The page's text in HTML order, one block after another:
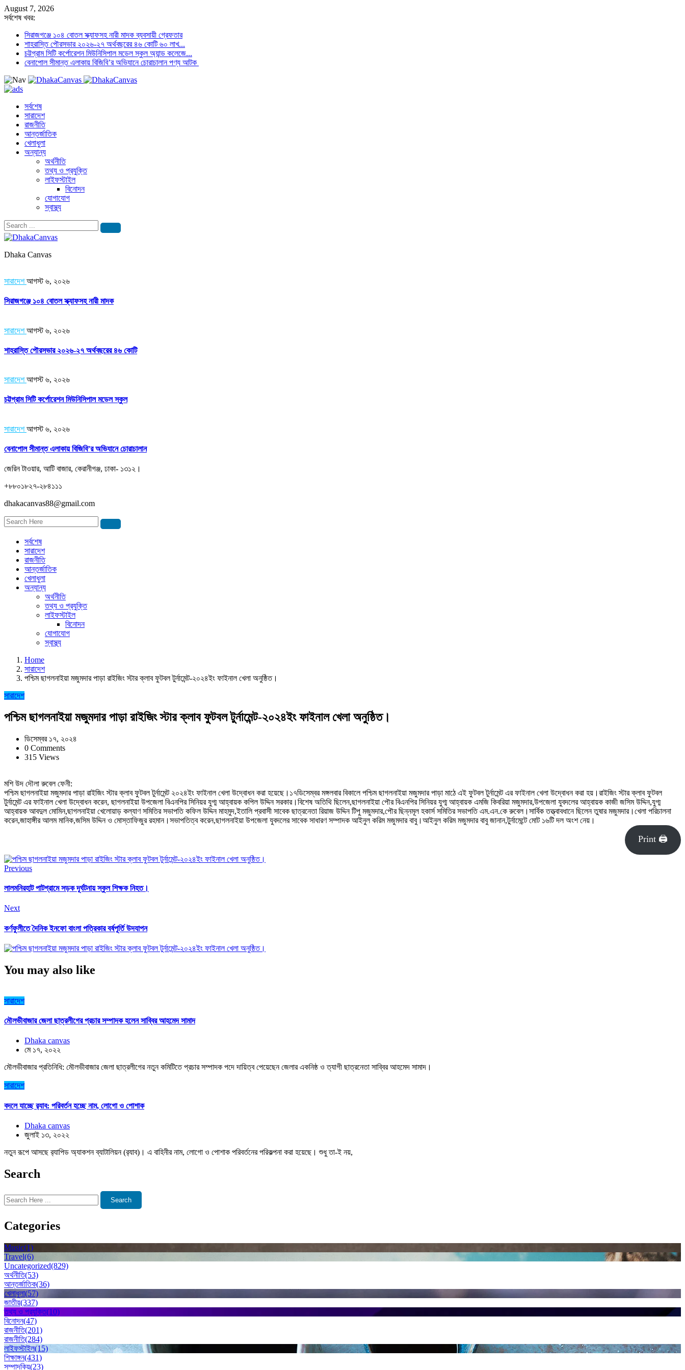
August 7, 2026
সর্বশেষ খবর:
সিরাজগঞ্জে ১০৪ বোতল স্ক্যাফসহ নারী মাদক ব্যবসায়ী গ্রেফতার
শাহরাস্তি পৌরসভার ২০২৬-২৭ অর্থবছরের ৪৬ কোটি ৬০ লাখ...
চট্টগ্রাম সিটি কর্পোরেশন মিউনিসিপাল মডেল স্কুল অ্যান্ড কলেজে...
বেনাপোল সীমান্ত এলাকায় বিজিবি’র অভিযানে চোরাচালান পণ্য আটক
সর্বশেষ
সারাদেশ
রাজনীতি
আন্তর্জাতিক
খেলাধুলা
অন্যান্য
অর্থনীতি
তথ্য ও প্রযুক্তি
লাইফস্টাইল
বিনোদন
যোগাযোগ
স্বাস্থ্য
Dhaka Canvas
সারাদেশ আগস্ট ৬, ২০২৬
সিরাজগঞ্জে ১০৪ বোতল স্ক্যাফসহ নারী মাদক
সারাদেশ আগস্ট ৬, ২০২৬
শাহরাস্তি পৌরসভার ২০২৬-২৭ অর্থবছরের ৪৬ কোটি
সারাদেশ আগস্ট ৬, ২০২৬
চট্টগ্রাম সিটি কর্পোরেশন মিউনিসিপাল মডেল স্কুল
সারাদেশ আগস্ট ৬, ২০২৬
বেনাপোল সীমান্ত এলাকায় বিজিবি’র অভিযানে চোরাচালান
জেরিন টাওয়ার, আটি বাজার, কেরানীগঞ্জ, ঢাকা- ১৩১২।
+৮৮০১৮২৭-২৮৪১১১
dhakacanvas88@gmail.com
সর্বশেষ
সারাদেশ
রাজনীতি
আন্তর্জাতিক
খেলাধুলা
অন্যান্য
অর্থনীতি
তথ্য ও প্রযুক্তি
লাইফস্টাইল
বিনোদন
যোগাযোগ
স্বাস্থ্য
Home
সারাদেশ
পশ্চিম ছাগলনাইয়া মজুমদার পাড়া রাইজিং স্টার ক্লাব ফুটবল টুর্নামেন্ট-২০২৪ইং ফাইনাল খেলা অনুষ্ঠিত।
সারাদেশ
পশ্চিম ছাগলনাইয়া মজুমদার পাড়া রাইজিং স্টার ক্লাব ফুটবল টুর্নামেন্ট-২০২৪ইং ফাইনাল খেলা অনুষ্ঠিত।
ডিসেম্বর ১৭, ২০২৪
0 Comments
315 Views
মশি উদ দৌলা রুবেল ফেনী:
পশ্চিম ছাগলনাইয়া মজুমদার পাড়া রাইজিং স্টার ক্লাব ফুটবল টুর্নামেন্ট ২০২৪ইং ফাইনাল খেলা উদ্বোধন করা হয়েছে।১৭ডিসেম্বর মঙ্গলবার বিকালে পশ্চিম ছাগলনাইয়া মজুমদার পাড়া মাঠে এই ফুটবল টুর্নামেন্ট এর ফাইনাল খেলা উদ্বোধন করা হয়।রাইজিং স্টার ক্লাব ফুটবল
টুর্নামেন্ট এর ফাইনাল খেলা উদ্বোধন করেন, ছাগলনাইয়া উপজেলা বিএনপির সিনিয়র যুগ্ম আহ্বায়ক কপিল উদ্দিন সরকার।বিশেষ অতিথি ছিলেন,ছাগলনাইয়া পৌর বিএনপির সিনিয়র যুগ্ম আহ্বায়ক এমজি কিবরিয়া মজুমদার,উপজেলা যুবদলের আহ্বায়ক কাজী জসিম উদ্দিন,যুগ্ম
আহ্বায়ক আবদুল মোমিন,ছাগলনাইয়া খেলোয়াড় কল্যাণ সমিতির সভাপতি কফিল উদ্দিন মাহমুদ,ইতালি প্রবাসী সাবেক ছাত্রনেতা রিয়াজ উদ্দিন টিপু মজুমদার,পৌর ছিন্নমূল হকার্স সমিতির সভাপতি এম.এন.কে রুবেল।সার্বিক তত্ত্বাবধানে ছিলেন তুষার মজুমদার।খেলা পরিচালনা
করেন,জাহাঙ্গীর আলম মানিক,জসিম উদ্দিন ও মোস্তাফিজুর রহমান।সভাপতিত্ব করেন,ছাগলনাইয়া উপজেলা যুবদলের সাবেক সাধারণ সম্পাদক আইনুল করিম মজুমদার বাবু।আইনুল করিম মজুমদার বাবু জানান,টুর্নামেন্টে মোট ১৬টি দল অংশ নেয়।
Print 🖨
Previous
লালমনিরহাট পাটগ্রামে সড়ক দূর্ঘটনায় স্কুল শিক্ষক নিহত।
Next
কর্ণফুলীতে দৈনিক ইনফো বাংলা পত্রিকার বর্ষপূর্তি উদযাপন
You may also like
সারাদেশ
মৌলভীবাজার জেলা ছাত্রলীগের প্রচার সম্পাদক হলেন সাব্বির আহমেদ সামাদ
Dhaka canvas
মে ১৭, ২০২২
মৌলভীবাজার প্রতিনিধি: মৌলভীবাজার জেলা ছাত্রলীগের নতুন কমিটিতে প্রচার সম্পাদক পদে দায়িত্ব পেয়েছেন জেলার একনিষ্ঠ ও ত্যাগী ছাত্রনেতা সাব্বির আহমেদ সামাদ।
সারাদেশ
বদলে যাচ্ছে র‌্যাব: পরিবর্তন হচ্ছে নাম, লোগো ও পোশাক
Dhaka canvas
জুলাই ১৩, ২০২২
নতুন রূপে আসছে র‌্যাপিড অ্যাকশন ব্যাটালিয়ন (র‌্যাব)। এ বাহিনীর নাম, লোগো ও পোশাক পরিবর্তনের পরিকল্পনা করা হয়েছে। শুধু তা-ই নয়,
Search
Search
Categories
Music(1)
Travel(6)
Uncategorized(829)
অর্থনীতি(53)
আন্তর্জাতিক(36)
খেলাধুলা(57)
জাতীয়(337)
তথ্য ও প্রযুক্তি(10)
বিনোদন(47)
রাজনীতি(201)
রাজনীতি(284)
লাইফস্টাইল(15)
শিক্ষাঙ্গন(431)
সম্পাদকিয়(23)